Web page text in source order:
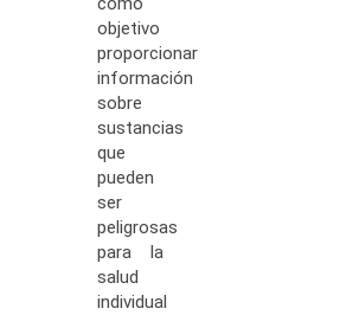
objetivo
proporcionar
información
sobre
sustancias
que
pueden
ser
peligrosas
para la
salud
individual